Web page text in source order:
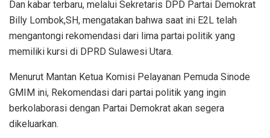
Dan kabar terbaru, melalui Sekretaris DPD Partai Demokrat
Billy Lombok,SH, mengatakan bahwa saat ini E2L telah
mengantongi rekomendasi dari lima partai politik yang
memiliki kursi di DPRD Sulawesi Utara.
Menurut Mantan Ketua Komisi Pelayanan Pemuda Sinode
GMIM ini, Rekomendasi dari partai politik yang ingin
berkolaborasi dengan Partai Demokrat akan segera
dikeluarkan.